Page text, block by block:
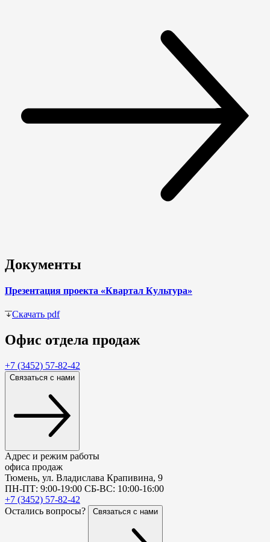
Документы
Презентация проекта «Квартал Культура»
Скачать pdf
Офис отдела продаж
+7 (3452) 57-82-42
Связаться с нами
Адрес и режим работы
офиса продаж
Тюмень, ул. Владислава Крапивина, 9
ПН-ПТ: 9:00-19:00 СБ-ВС: 10:00-16:00
+7 (3452) 57-82-42
Остались вопросы?
Связаться с нами